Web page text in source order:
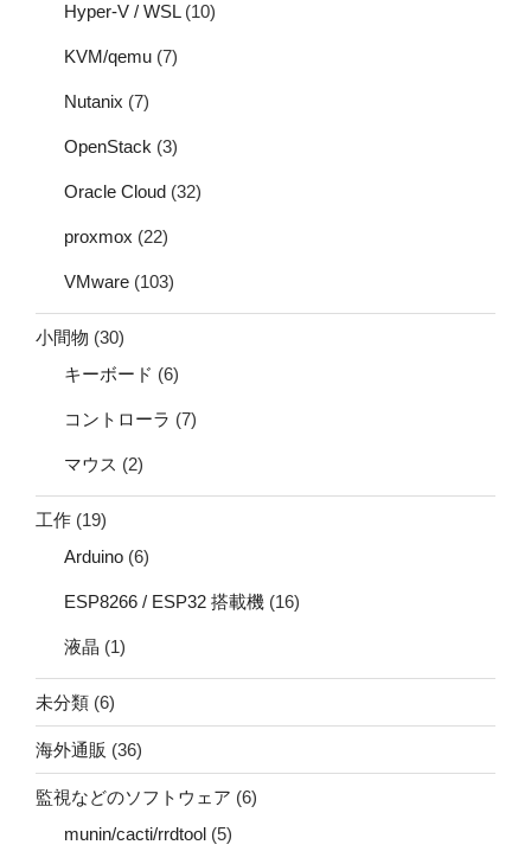
Hyper-V / WSL(10)
KVM/qemu (7)
Nutanix (7)
OpenStack (3)
Oracle Cloud (32)
proxmox (22)
VMware (103)
小間物 (30)
キーボード (6)
コントローラ (7)
マウス (2)
工作 (19)
Arduino (6)
ESP8266 / ESP32 搭載機 (16)
液晶 (1)
未分類 (6)
海外通販 (36)
監視などのソフトウェア (6)
munin/cacti/rrdtool (5)